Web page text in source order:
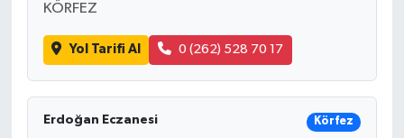
KÖRFEZ
Yol Tarifi Al 0 (262) 528 70 17
Erdoğan Eczanesi Körfez
BÖLGE
KEŞFET
POPÜLER